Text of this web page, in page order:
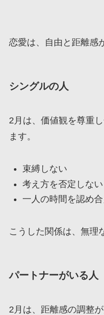
恋愛は、自由と距離感
シングルの人
2月は、価値観を尊重
ます。
束縛しない
考え方を否定しない
一人の時間を認め
こうした関係は、無理
パートナーがいる人
2月は、距離感の調整が